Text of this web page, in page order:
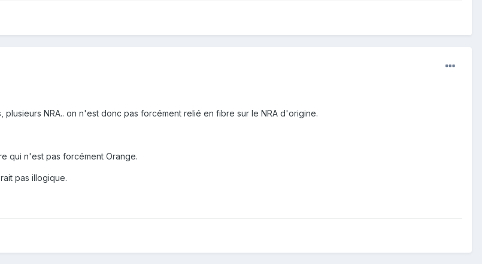
plusieurs NRA.. on n'est donc pas forcément relié en fibre sur le NRA d'origine.
qui n'est pas forcément Orange.
pas illogique.